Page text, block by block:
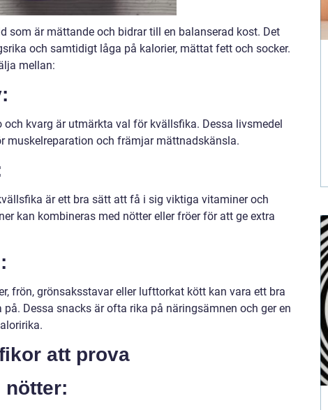
som är mättande och bidrar till en balanserad kost. Det
och samtidigt låga på kalorier, mättat fett och socker.
mellan:
kvarg är utmärkta val för kvällsfika. Dessa livsmedel
muskelreparation och främjar mättnadskänsla.
är ett bra sätt att få i sig viktiga vitaminer och
kan kombineras med nötter eller fröer för att ge extra
frön, grönsaksstavar eller lufttorkat kött kan vara ett bra
Dessa snacks är ofta rika på näringsämnen och ger en
att prova
nötter: